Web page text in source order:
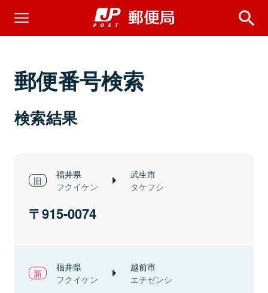
郵便番号検索
検索結果
福井県
フクイケン
武生市
タケフシ
915-0074
福井県
フクイケン
越前市
エチゼンシ